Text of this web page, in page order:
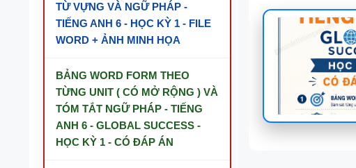
TỪ VỰNG VÀ NGỮ PHÁP -
TIẾNG ANH 6 - HỌC KỲ 1 - FILE
WORD + ẢNH MINH HỌA
BẢNG WORD FORM THEO
TỪNG UNIT ( CÓ MỞ RỘNG ) VÀ
TÓM TẮT NGỮ PHÁP - TIẾNG
ANH 6 - GLOBAL SUCCESS -
HỌC KỲ 1 - CÓ ĐÁP ÁN